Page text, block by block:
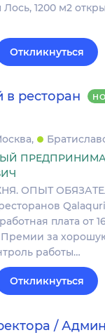
1200 м2
Откликнуться
ресторан
ОПЫТ
плата от
за
работы…
Откликнуться
/